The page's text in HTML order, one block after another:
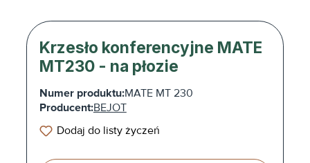
Krzesło konferencyjne MATE
MT230 - na płozie
Numer produktu:MATE MT 230
Producent:BEJOT
Dodaj do listy życzeń